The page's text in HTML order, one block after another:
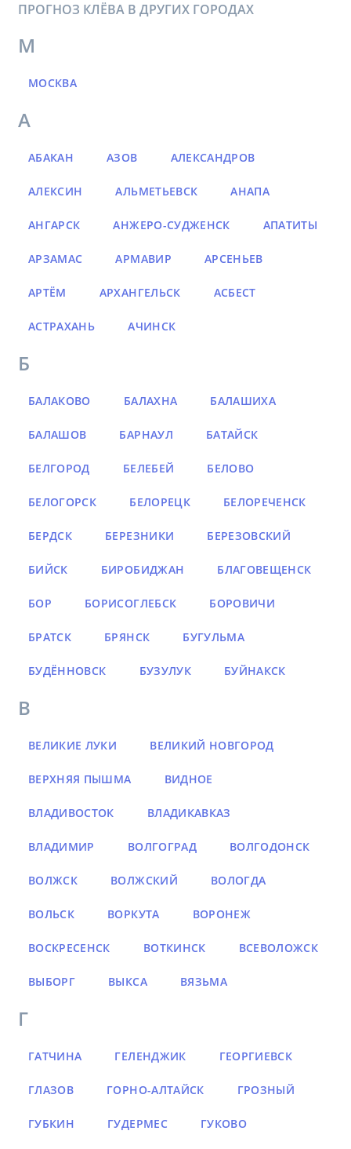
ПРОГНОЗ КЛЁВА В ДРУГИХ ГОРОДАХ
М
МОСКВА
А
АБАКАН АЗОВ АЛЕКСАНДРОВ
АЛЕКСИН АЛЬМЕТЬЕВСК АНАПА
АНГАРСК АНЖЕРО-СУДЖЕНСК АПАТИТЫ
АРЗАМАС АРМАВИР АРСЕНЬЕВ
АРТЁМ АРХАНГЕЛЬСК АСБЕСТ
АСТРАХАНЬ АЧИНСК
Б
БАЛАКОВО БАЛАХНА БАЛАШИХА
БАЛАШОВ БАРНАУЛ БАТАЙСК
БЕЛГОРОД БЕЛЕБЕЙ БЕЛОВО
БЕЛОГОРСК БЕЛОРЕЦК БЕЛОРЕЧЕНСК
БЕРДСК БЕРЕЗНИКИ БЕРЕЗОВСКИЙ
БИЙСК БИРОБИДЖАН БЛАГОВЕЩЕНСК
БОР БОРИСОГЛЕБСК БОРОВИЧИ
БРАТСК БРЯНСК БУГУЛЬМА
БУДЁННОВСК БУЗУЛУК БУЙНАКСК
В
ВЕЛИКИЕ ЛУКИ ВЕЛИКИЙ НОВГОРОД
ВЕРХНЯЯ ПЫШМА ВИДНОЕ
ВЛАДИВОСТОК ВЛАДИКАВКАЗ
ВЛАДИМИР ВОЛГОГРАД ВОЛГОДОНСК
ВОЛЖСК ВОЛЖСКИЙ ВОЛОГДА
ВОЛЬСК ВОРКУТА ВОРОНЕЖ
ВОСКРЕСЕНСК ВОТКИНСК ВСЕВОЛОЖСК
ВЫБОРГ ВЫКСА ВЯЗЬМА
Г
ГАТЧИНА ГЕЛЕНДЖИК ГЕОРГИЕВСК
ГЛАЗОВ ГОРНО-АЛТАЙСК ГРОЗНЫЙ
ГУБКИН ГУДЕРМЕС ГУКОВО